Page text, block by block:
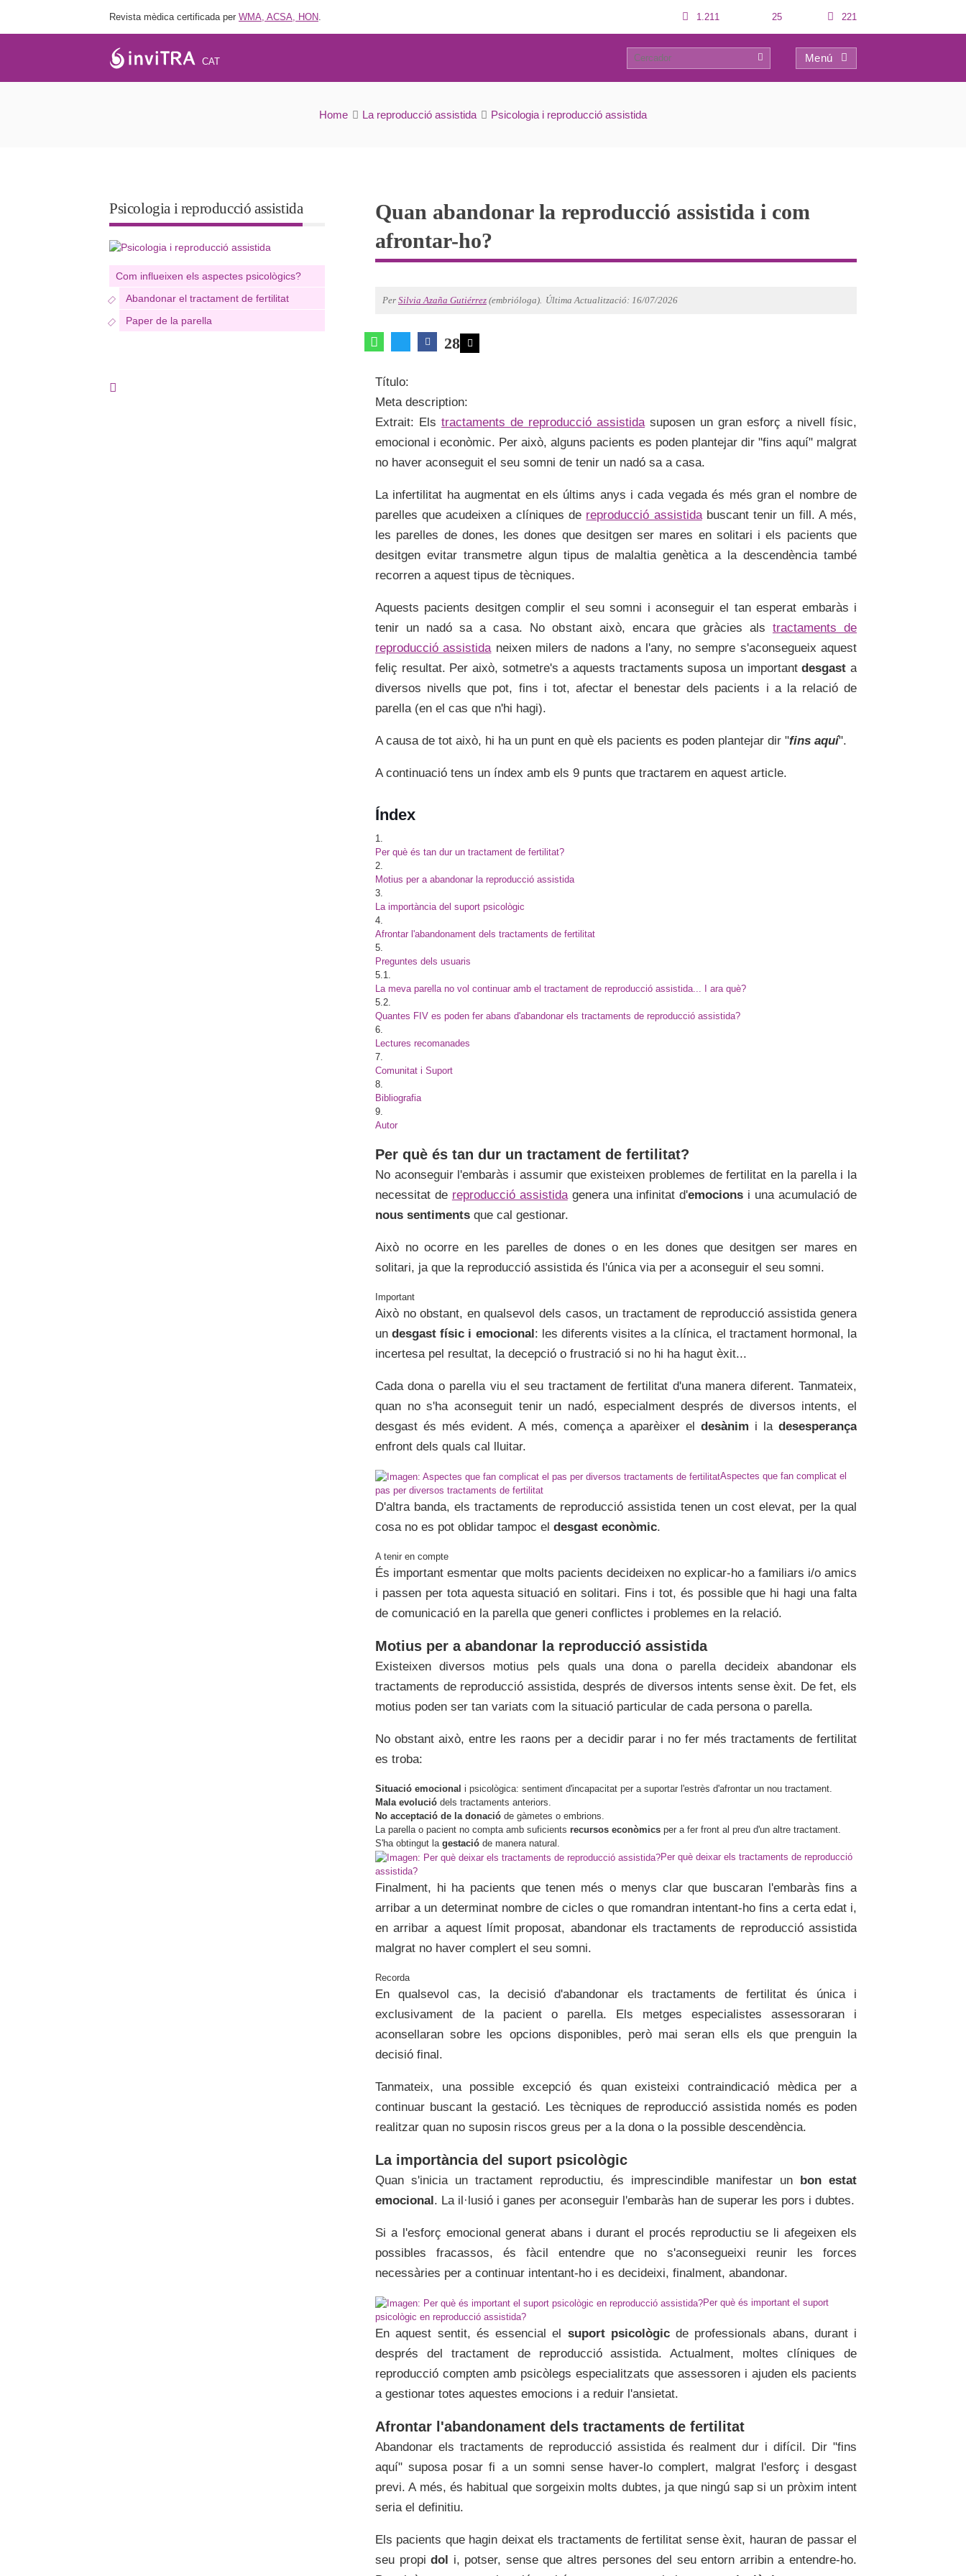
Revista mèdica certificada per WMA, ACSA, HON. 1.211 25 221
CAT
Menú
Quan abandonar la reproducció assistida i com afrontar-ho?
28 0
Home La reproducció assistida Psicologia i reproducció assistida
Quan abandonar la reproducció assistida i com
afrontar-ho?
Per Silvia Azaña Gutiérrez (embrióloga). Última Actualització: 16/07/2026
28
Título:
Meta description:
Extrait: Els tractaments de reproducció assistidasuposen un gran esforç a nivell físic,
emocional i econòmic. Per això, alguns pacients es poden plantejar dir "fins aquí" malgrat
no haver aconseguit el seu somni de tenir un nadó sa a casa.
La infertilitat ha augmentat en els últims anys i cada vegada és més gran el nombre de
parelles que acudeixen a clíniques de reproducció assistidabuscant tenir un fill. A més,
les parelles de dones, les dones que desitgen ser mares en solitari i els pacients que
desitgen evitar transmetre algun tipus de malaltia genètica a la descendència també
recorren a aquest tipus de tècniques.
Aquests pacients desitgen complir el seu somni i aconseguir el tan esperat embaràs i
tenir un nadó sa a casa. No obstant això, encara que gràcies als tractaments de
reproducció assistidaneixen milers de nadons a l'any, no sempre s'aconsegueix aquest
feliç resultat. Per això, sotmetre's a aquests tractaments suposa un importantdesgast a
diversos nivells que pot, fins i tot, afectar el benestar dels pacients i a la relació de
parella (en el cas que n'hi hagi).
A causa de tot això, hi ha un punt en què els pacients es poden plantejar dir "fins aquí".
A continuació tens un índex amb els 9 punts que tractarem en aquest article.
Índex
1.
Per què és tan dur un tractament de fertilitat?
2.
Motius per a abandonar la reproducció assistida
3.
La importància del suport psicològic
4.
Afrontar l'abandonament dels tractaments de fertilitat
5.
Preguntes dels usuaris
5.1.
La meva parella no vol continuar amb el tractament de reproducció assistida... I ara què?
5.2.
Quantes FIV es poden fer abans d'abandonar els tractaments de reproducció assistida?
6.
Lectures recomanades
7.
Comunitat i Suport
8.
Bibliografia
9.
Autor
Per què és tan dur un tractament de fertilitat?
No aconseguir l'embaràs i assumir que existeixen problemes de fertilitat en la parella i la
necessitat de reproducció assistidagenera una infinitat d'emocions i una acumulació de
nous sentiments que cal gestionar.
Això no ocorre en les parelles de dones o en les dones que desitgen ser mares en
solitari, ja que la reproducció assistida és l'única via per a aconseguir el seu somni.
Això no obstant, en qualsevol dels casos, un tractament de reproducció assistida genera
undesgast físic i emocional: les diferents visites a la clínica, el tractament hormonal, la
incertesa pel resultat, la decepció o frustració si no hi ha hagut èxit...
Cada dona o parella viu el seu tractament de fertilitat d'una manera diferent. Tanmateix,
quan no s'ha aconseguit tenir un nadó, especialment després de diversos intents, el
desgast és més evident. A més, comença a aparèixer eldesànim i ladesesperança
enfront dels quals cal lluitar.
Aspectes que fan complicat el
pas per diversos tractaments de fertilitat
D'altra banda, els tractaments de reproducció assistida tenen un cost elevat, per la qual
cosa no es pot oblidar tampoc el desgast econòmic.
És important esmentar que molts pacients decideixen no explicar-ho a familiars i/o amics
i passen per tota aquesta situació en solitari. Fins i tot, és possible que hi hagi una falta
de comunicació en la parella que generi conflictes i problemes en la relació.
Motius per a abandonar la reproducció assistida
Existeixen diversos motius pels quals una dona o parella decideix abandonar els
tractaments de reproducció assistida, després de diversos intents sense èxit. De fet, els
motius poden ser tan variats com la situació particular de cada persona o parella.
No obstant això, entre les raons per a decidir parar i no fer més tractaments de fertilitat
es troba:
Situació emocional i psicològica: sentiment d'incapacitat per a suportar l'estrès d'afrontar un nou tractament.
Mala evolució dels tractaments anteriors.
No acceptació de la donació de gàmetes o embrions.
La parella o pacient no compta amb suficients recursos econòmics per a fer front al preu d'un altre tractament.
S'ha obtingut la gestació de manera natural.
Per què deixar els tractaments de reproducció
assistida?
Finalment, hi ha pacients que tenen més o menys clar que buscaran l'embaràs fins a
arribar a un determinat nombre de cicles o que romandran intentant-ho fins a certa edat i,
en arribar a aquest límit proposat, abandonar els tractaments de reproducció assistida
malgrat no haver complert el seu somni.
En qualsevol cas, la decisió d'abandonar els tractaments de fertilitat és única i
exclusivament de la pacient o parella. Els metges especialistes assessoraran i
aconsellaran sobre les opcions disponibles, però mai seran ells els que prenguin la
decisió final.
Tanmateix, una possible excepció és quan existeixi contraindicació mèdica per a
continuar buscant la gestació. Les tècniques de reproducció assistida només es poden
realitzar quan no suposin riscos greus per a la dona o la possible descendència.
La importància del suport psicològic
Quan s'inicia un tractament reproductiu, és imprescindible manifestar un bon estat
emocional. La il·lusió i ganes per aconseguir l'embaràs han de superar les pors i dubtes.
Si a l'esforç emocional generat abans i durant el procés reproductiu se li afegeixen els
possibles fracassos, és fàcil entendre que no s'aconsegueixi reunir les forces
necessàries per a continuar intentant-ho i es decideixi, finalment, abandonar.
Per què és important el suport
psicològic en reproducció assistida?
En aquest sentit, és essencial el suport psicològicde professionals abans, durant i
després del tractament de reproducció assistida. Actualment, moltes clíniques de
reproducció compten amb psicòlegs especialitzats que assessoren i ajuden els pacients
a gestionar totes aquestes emocions i a reduir l'ansietat.
Afrontar l'abandonament dels tractaments de fertilitat
Abandonar els tractaments de reproducció assistida és realment dur i difícil. Dir "fins
aquí" suposa posar fi a un somni sense haver-lo complert, malgrat l'esforç i desgast
previ. A més, és habitual que sorgeixin molts dubtes, ja que ningú sap si un pròxim intent
seria el definitiu.
Els pacients que hagin deixat els tractaments de fertilitat sense èxit, hauran de passar el
seu propidol
i, potser, sense que altres persones del seu entorn arribin a entendre-ho.
Psicologia i reproducció assistida
Com influeixen els aspectes psicològics?
Abandonar el tractament de fertilitat
Paper de la parella